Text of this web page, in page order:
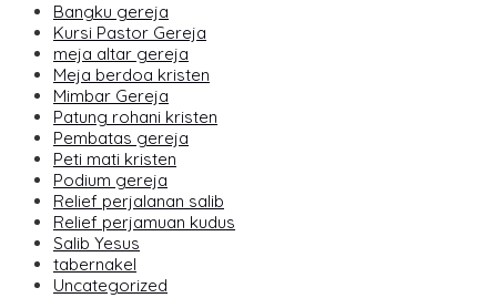
Bangku gereja
Kursi Pastor Gereja
meja altar gereja
Meja berdoa kristen
Mimbar Gereja
Patung rohani kristen
Pembatas gereja
Peti mati kristen
Podium gereja
Relief perjalanan salib
Relief perjamuan kudus
Salib Yesus
tabernakel
Uncategorized